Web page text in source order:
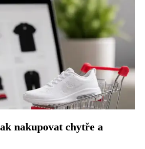
nakupovat chytře a